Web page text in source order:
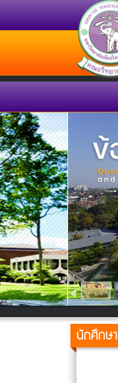
นักศึกษา